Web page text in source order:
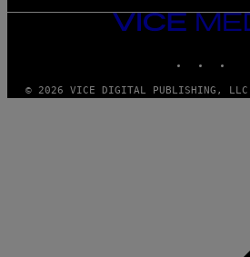
VICE
MEDIA
© 2026 VICE DIGITAL PUBLISHING, LLC